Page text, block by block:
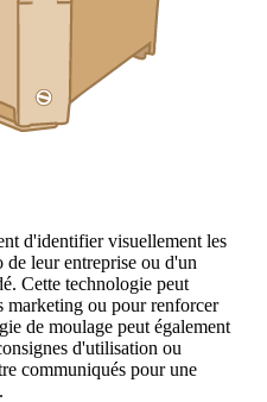
d'identifier visuellement les
de leur entreprise ou d'un
Cette technologie peut
marketing ou pour renforcer
de moulage peut également
d'utilisation ou
communiqués pour une